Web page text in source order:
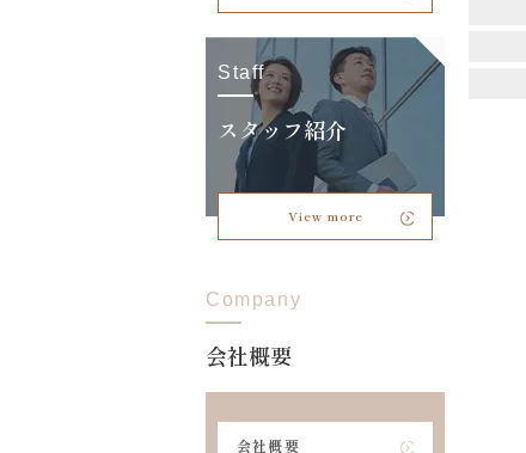
Staff
スタッフ紹介
View more
Company
会社概要
会社概要